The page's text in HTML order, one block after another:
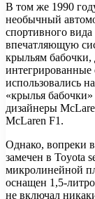
В том же 1990
необычный
спортивного
впечатляющую
крыльям бабочки,
использовались
«крылья
дизайнеры
McLaren F1.
Однако, вопреки
замечен в Toyota
микролинейной
оснащен 1,5-
не включал